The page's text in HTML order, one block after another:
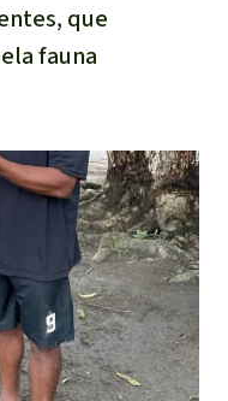
que
fauna